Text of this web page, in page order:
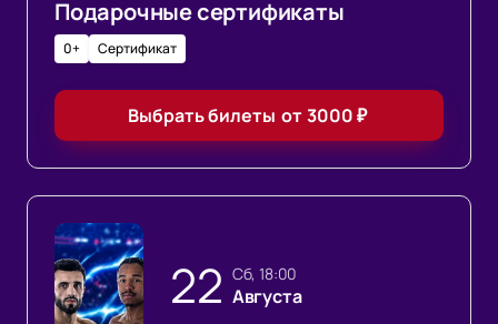
Подарочные сертификаты
0+ Сертификат
Выбрать билеты от 3000₽
22 сб, 18:00
Августа